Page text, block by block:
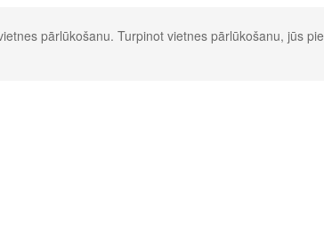
pārlūkošanu. Turpinot vietnes pārlūkošanu, jūs